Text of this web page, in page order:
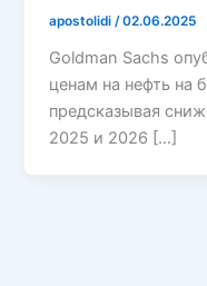
apostolidi /02.06.2025
Goldman Sachs
ценам на нефть на
предсказывая
2025 и 2026 […]